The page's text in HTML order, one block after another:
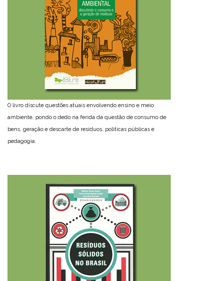
O livro discute questões atuais envolvendo ensino e meio
ambiente, pondo o dedo na ferida da questão de consumo de
bens, geração e descarte de resíduos, políticas públicas e
pedagogia.